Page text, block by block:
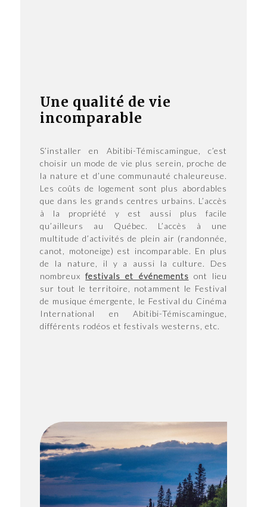
Une qualité de vie
incomparable
S’installer en Abitibi-Témiscamingue, c’est
choisir un mode de vie plus serein, proche de
la nature et d’une communauté chaleureuse.
Les coûts de logement sont plus abordables
que dans les grands centres urbains. L’accès
à la propriété y est aussi plus facile
qu’ailleurs au Québec. L’accès à une
multitude d’activités de plein air (randonnée,
canot, motoneige) est incomparable. En plus
de la nature, il y a aussi la culture. Des
nombreuxfestivals et événements ont lieu
sur tout le territoire, notamment le Festival
de musique émergente, le Festival du Cinéma
International en Abitibi-Témiscamingue,
différents rodéos et festivals westerns, etc.